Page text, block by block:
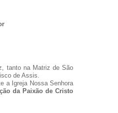
tanto na Matriz de São
de Assis.
a Igreja Nossa Senhora
da Paixão de Cristo